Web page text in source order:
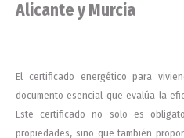
Alicante y Murcia
El certificado energético para
documento esencial que evalúa la
Este certificado no solo es
propiedades, sino que también